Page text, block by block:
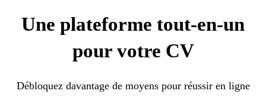
Une plateforme tout-en-un
pour votre CV
Débloquez davantage de moyens pour réussir en ligne